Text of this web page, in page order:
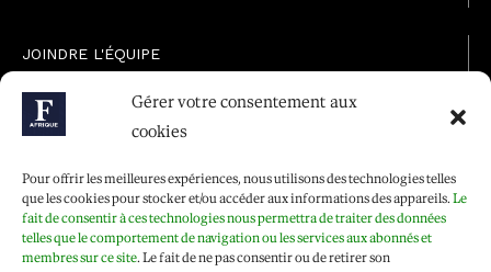
Gérer votre consentement aux
cookies
Pour offrir les meilleures expériences, nous utilisons des technologies telles
que les cookies pour stocker et/ou accéder aux informations des appareils. Le
fait de consentir à ces technologies nous permettra de traiter des données
telles que le comportement de navigation ou les services aux abonnés et
membres sur ce site. Le fait de ne pas consentir ou de retirer son
JOINDRE L'ÉQUIPE
Rédaction
Service partenariat
Développement commercial
Communiquer avec Forbes Afrique